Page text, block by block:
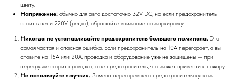
цвету.
Напряжение: обычно для авто достаточно 32V DC, но если предохранитель
стоит в цепи 220V (редко), обращайте внимание на маркировку.
Никогда не устанавливайте предохранитель большего номинала. Это
самая частая и опасная ошибка. Если предохранитель на 10А перегорает, а вы
ставите на 15А или 20А, проводка и оборудование уже не защищены — при
перегрузке сгорит проводка, а не предохранитель, что может привести к пожару.
Не используйте «жучки». Замена перегоревшего предохранителя куском